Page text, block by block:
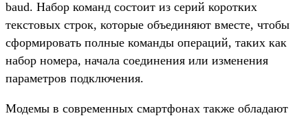
baud. Набор команд состоит из серий коротких
текстовых строк, которые объединяют вместе, чтобы
сформировать полные команды операций, таких как
набор номера, начала соединения или изменения
параметров подключения.
Модемы в современных смартфонах также обладают